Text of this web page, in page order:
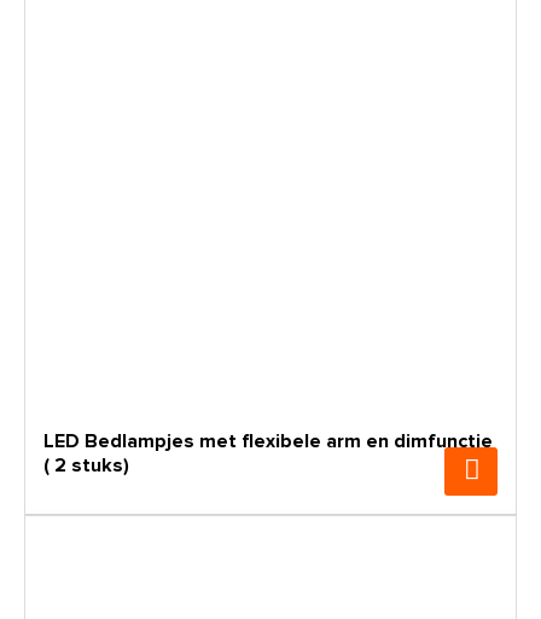
LED Bedlampjes met flexibele arm en dimfunctie
( 2 stuks)